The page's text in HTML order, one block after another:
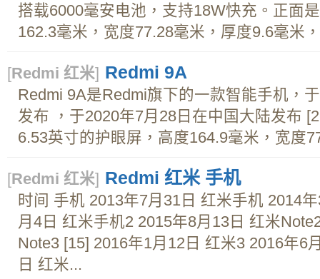
搭载6000毫安电池，支持18W快充。正面
162.3毫米，宽度77.28毫米，厚度9.6毫米
[Redmi 红米] Redmi 9A
Redmi 9A是Redmi旗下的一款智能手机，
发布 ，于2020年7月28日在中国大陆发布
6.53英寸的护眼屏，高度164.9毫米，宽度
[Redmi 红米] Redmi 红米 手机
时间 手机 2013年7月31日 红米手机 2014
月4日 红米手机2 2015年8月13日 红米
Note3 [15] 2016年1月12日 红米3 2016年6
日 红米...